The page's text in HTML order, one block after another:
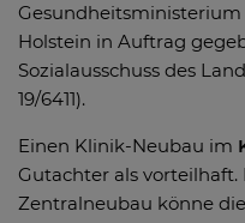
Gesundheitsministerium
Holstein in Auftrag
Sozialausschuss des
19/6411).
Einen Klinik-Neubau im
Gutachter als
Zentralneubau könne